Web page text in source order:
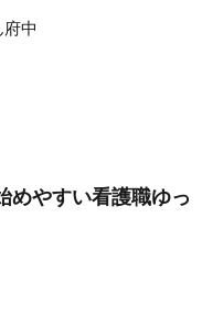
中
めやすい看護職ゆっ